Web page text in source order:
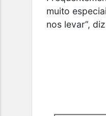
muito
nos levar”,